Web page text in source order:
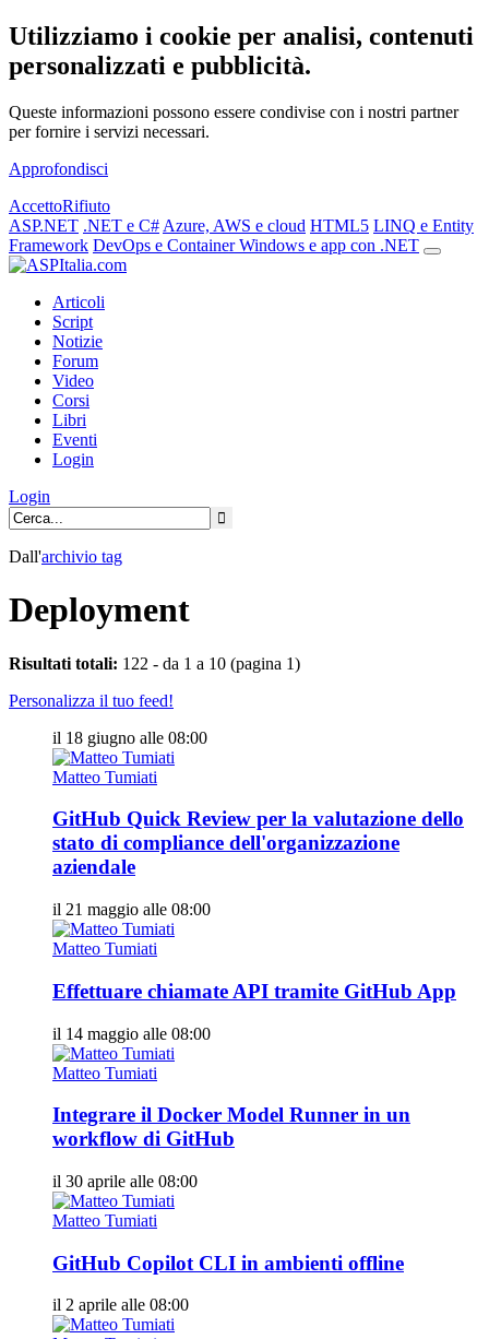
Utilizziamo i cookie per analisi, contenuti
personalizzati e pubblicità.
Queste informazioni possono essere condivise con i nostri partner
per fornire i servizi necessari.
Approfondisci
AccettoRifiuto
ASP.NET .NET e C# Azure, AWS e cloud HTML5 LINQ e Entity
Framework DevOps e ContainerWindows e app con .NET
Articoli
Script
Notizie
Forum
Video
Corsi
Libri
Eventi
Login
Login
Dall'archivio tag
Deployment
Risultati totali: 122 - da 1 a 10 (pagina 1)
Personalizza il tuo feed!
il 18 giugno alle 08:00
Matteo Tumiati
GitHub Quick Review per la valutazione dello
stato di compliance dell'organizzazione
aziendale
il 21 maggio alle 08:00
Matteo Tumiati
Effettuare chiamate API tramite GitHub App
il 14 maggio alle 08:00
Matteo Tumiati
Integrare il Docker Model Runner in un
workflow di GitHub
il 30 aprile alle 08:00
Matteo Tumiati
GitHub Copilot CLI in ambienti offline
il 2 aprile alle 08:00